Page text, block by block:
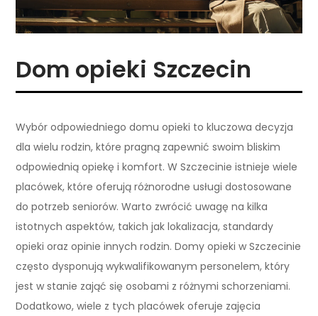
Dom opieki Szczecin
Wybór odpowiedniego domu opieki to kluczowa decyzja
dla wielu rodzin, które pragną zapewnić swoim bliskim
odpowiednią opiekę i komfort. W Szczecinie istnieje wiele
placówek, które oferują różnorodne usługi dostosowane
do potrzeb seniorów. Warto zwrócić uwagę na kilka
istotnych aspektów, takich jak lokalizacja, standardy
opieki oraz opinie innych rodzin. Domy opieki w Szczecinie
często dysponują wykwalifikowanym personelem, który
jest w stanie zająć się osobami z różnymi schorzeniami.
Dodatkowo, wiele z tych placówek oferuje zajęcia